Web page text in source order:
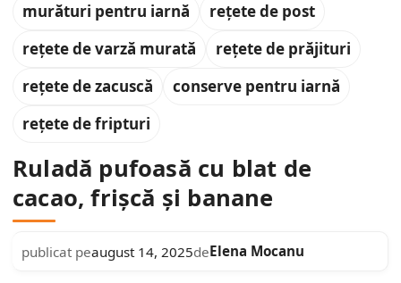
murături pentru iarnă
rețete de post
rețete de varză murată
rețete de prăjituri
rețete de zacuscă
conserve pentru iarnă
rețete de fripturi
Ruladă pufoasă cu blat de
cacao, frișcă și banane
publicat peaugust 14, 2025deElena Mocanu